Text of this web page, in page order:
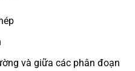
và giữa các phân đoạn